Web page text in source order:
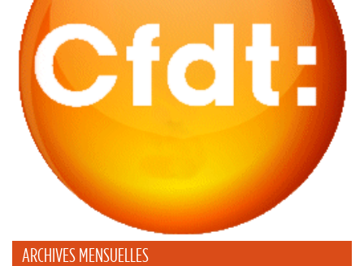
ARCHIVES MENSUELLES